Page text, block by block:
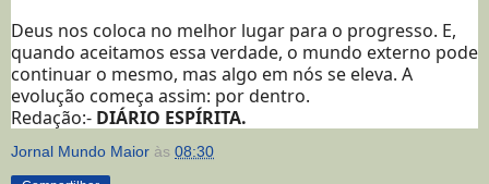
Deus nos coloca no melhor lugar para o progresso. E,
quando aceitamos essa verdade, o mundo externo pode
continuar o mesmo, mas algo em nós se eleva. A
evolução começa assim: por dentro.
Redação:- DIÁRIO ESPÍRITA.
Jornal Mundo Maior às 08:30